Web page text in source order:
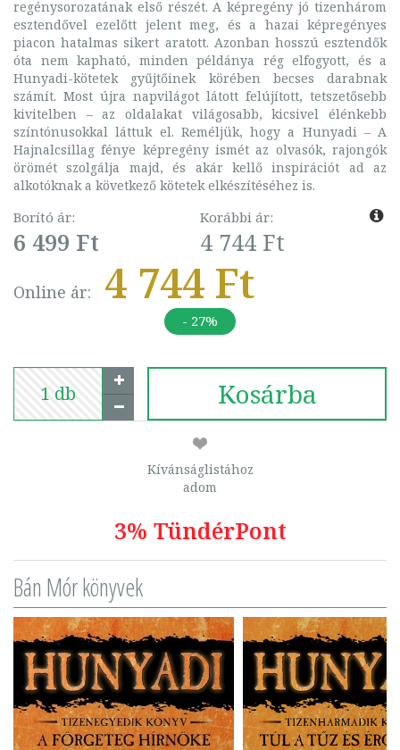
regénysorozatának első részét. A képregény jó tizenhárom
esztendővel ezelőtt jelent meg, és a hazai képregényes
piacon hatalmas sikert aratott. Azonban hosszú esztendők
óta nem kapható, minden példánya rég elfogyott, és a
Hunyadi-kötetek gyűjtőinek körében becses darabnak
számít. Most újra napvilágot látott felújított, tetszetősebb
kivitelben – az oldalakat világosabb, kicsivel élénkebb
színtónusokkal láttuk el. Reméljük, hogy a Hunyadi – A
Hajnalcsillag fénye képregény ismét az olvasók, rajongók
örömét szolgálja majd, és akár kellő inspirációt ad az
alkotóknak a következő kötetek elkészítéséhez is.
Borító ár:
6 499 Ft
Korábbi ár:
4 744 Ft
Online ár: 4 744 Ft
- 27%
Kosárba
Kívánságlistához
adom
3% TündérPont
Bán Mór könyvek